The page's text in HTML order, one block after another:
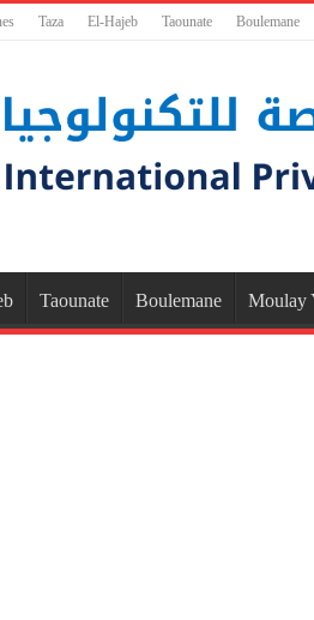
Taza El-Hajeb Taounate Boulemane
Taounate Boulemane Moulay